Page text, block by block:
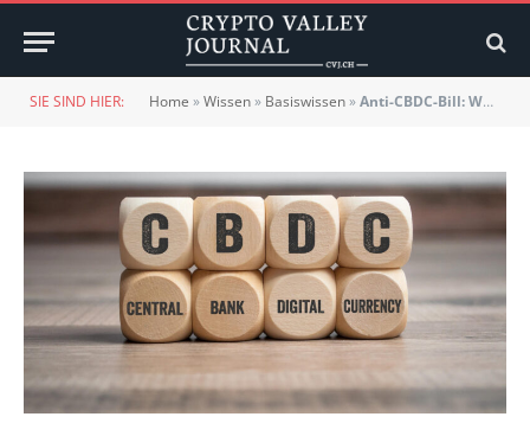
SIE SIND HIER: Home »Wissen» Basiswissen»Anti-CBDC-Bill: Was sind digitale Zentralbankwährungen?